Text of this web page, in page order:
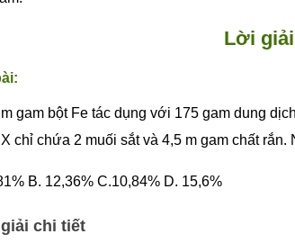
Lời
gam bột Fe tác dụng với 175 gam dung
chỉ chứa 2 muối sắt và 4,5 m gam chất rắn.
B. 12,36% C.10,84% D. 15,6%
chi tiết